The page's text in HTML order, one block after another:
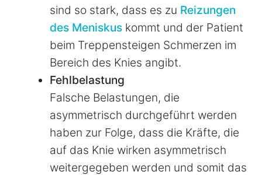
sind so stark, dass es zu Reizungen
des Meniskus kommt und der Patient
beim Treppensteigen Schmerzen im
Bereich des Knies angibt.
Fehlbelastung
Falsche Belastungen, die
asymmetrisch durchgeführt werden
haben zur Folge, dass die Kräfte, die
auf das Knie wirken asymmetrisch
weitergegeben werden und somit das